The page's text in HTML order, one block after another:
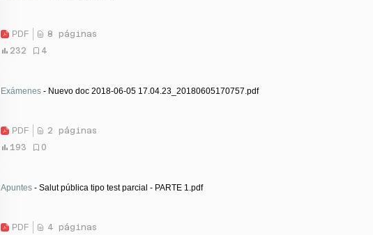
PDF
8 páginas
232
4
Exámenes - Nuevo doc 2018-06-05 17.04.23_20180605170757.pdf
PDF
2 páginas
193
0
Apuntes - Salut pública tipo test parcial - PARTE 1.pdf
PDF
4 páginas